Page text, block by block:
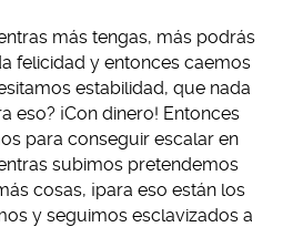
más tengas, más podrás
felicidad y entonces caemos
estabilidad, que nada
eso? ¡Con dinero! Entonces
para conseguir escalar en
subimos pretendemos
cosas, ¡para eso están los
y seguimos esclavizados a